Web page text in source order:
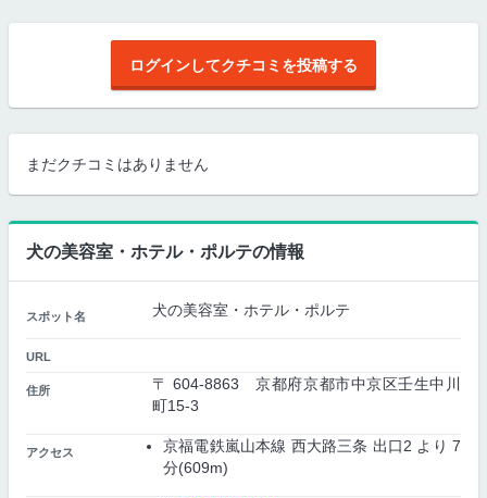
ログインしてクチコミを投稿する
まだクチコミはありません
犬の美容室・ホテル・ポルテの情報
スポット名 犬の美容室・ホテル・ポルテ
URL
住所
〒 604-8863 京都府京都市中京区壬生中川
町15-3
アクセス
京福電鉄嵐山本線 西大路三条 出口2 より 7
分(609m)